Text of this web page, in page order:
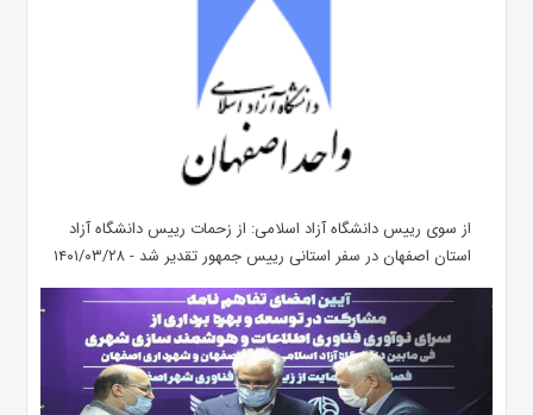
از سوی رییس دانشگاه آزاد اسلامی: از زحمات رییس دانشگاه آزاد
استان اصفهان در سفر استانی رییس جمهور تقدیر شد - ۱۴۰۱/۰۳/۲۸